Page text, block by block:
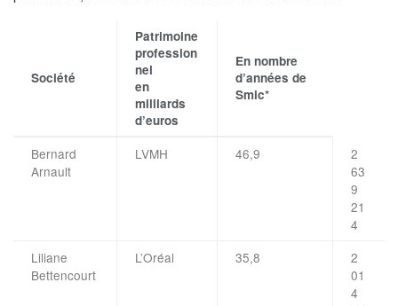
Société
Patrimoine
profession
nel
en
milliards
d’euros
En nombre
d’années de
Smic*
Bernard
Arnault
LVMH 46,9
2
63
9
21
4
Liliane
Bettencourt
L’Oréal 35,8
2
01
4